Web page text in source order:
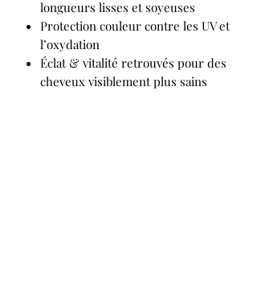
longueurs lisses et soyeuses
Protection couleur contre les UV et
l’oxydation
Éclat & vitalité retrouvés pour des
cheveux visiblement plus sains